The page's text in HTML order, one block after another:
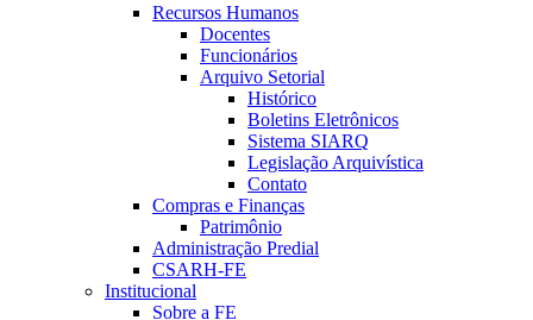
Recursos Humanos
Docentes
Funcionários
Arquivo Setorial
Histórico
Boletins Eletrônicos
Sistema SIARQ
Legislação Arquivística
Contato
Compras e Finanças
Patrimônio
Administração Predial
CSARH-FE
Institucional
Sobre a FE